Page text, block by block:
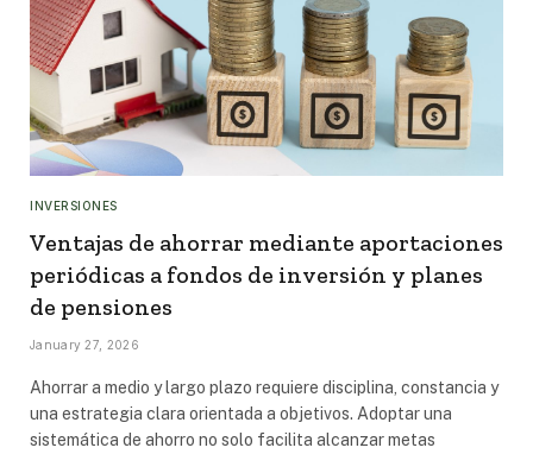
INVERSIONES
Ventajas de ahorrar mediante aportaciones
periódicas a fondos de inversión y planes
de pensiones
January 27, 2026
Ahorrar a medio y largo plazo requiere disciplina, constancia y
una estrategia clara orientada a objetivos. Adoptar una
sistemática de ahorro no solo facilita alcanzar metas